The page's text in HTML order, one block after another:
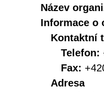
Název
Informace o
Kontaktní
Telefon:
Fax:
Adresa